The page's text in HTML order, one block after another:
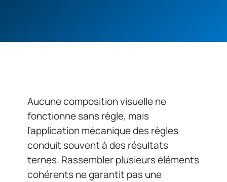
Aucune composition visuelle ne
fonctionne sans règle, mais
l’application mécanique des règles
conduit souvent à des résultats
ternes. Rassembler plusieurs éléments
cohérents ne garantit pas une